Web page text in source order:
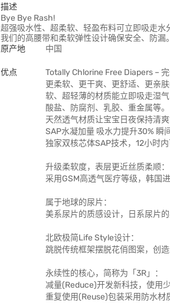
描述
Bye Bye Rash!
超强吸水性、超柔软、轻盈布料可立即吸走水
我们的高腰带和柔软弹性设计确保安全、防漏。
原产地
中国
优点
Totally Chlorine Free Diapers – 完
更柔软、更干爽、更舒适、更亲
软、超轻薄的材质能立即吸走湿
酸盐、防腐剂、乳胶、重金属等。
天然透气材质让宝宝日夜保持清
SAP水凝加量 吸水力提升30% 瞬
独家双核芯体SAP技术，12小时
升级柔软度，表层更近丝质柔顺：
采用GSM高透气医疗等级，韩国
属于地球的尿片：
美系尿片的质感设计，日系尿片
北欧极简Life Style设计：
跳脱传统框架摆脱花俏图案，创
永续性的核心，简称为「3R」：
减量(Reduce)开发新科技，使用
重复使用(Reuse)包装采用防水材